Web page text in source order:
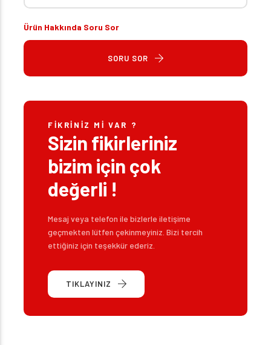
Ürün Hakkında Soru Sor
SORU SOR
FIKRINIZ MI VAR ?
Sizin fikirleriniz
bizim için çok
değerli !
Mesaj veya telefon ile bizlerle iletişime
geçmekten lütfen çekinmeyiniz. Bizi tercih
ettiğiniz için teşekkür ederiz.
TIKLAYINIZ